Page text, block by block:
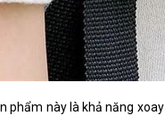
phẩm này là khả năng xoay